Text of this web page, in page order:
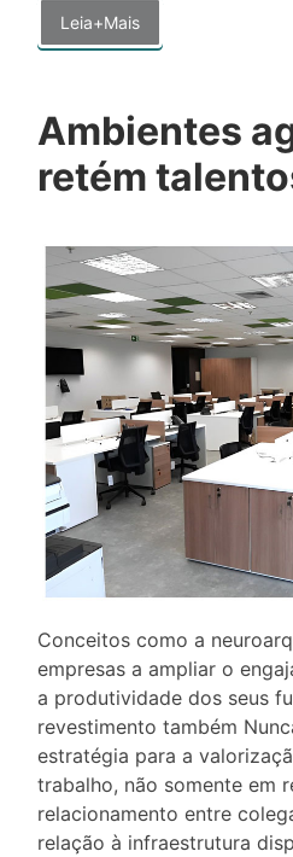
Leia+Mais
Ambientes
retém
Conceitos como a
empresas a ampliar o
a produtividade dos seus
revestimento também
estratégia para a
trabalho, não somente em
relacionamento entre
relação à infraestrutura